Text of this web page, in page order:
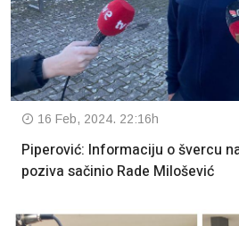
16 Feb, 2024. 22:16h
Piperović: Informaciju o švercu
poziva sačinio Rade Milošević